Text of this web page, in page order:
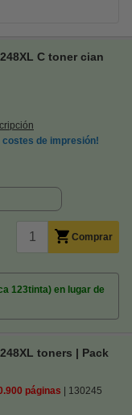
C toner cian
costes de impresión!
Comprar
123tinta) en lugar de
toners | Pack
páginas 130245